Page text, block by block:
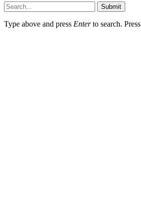
Submit
Type above and press Enterto search. Press